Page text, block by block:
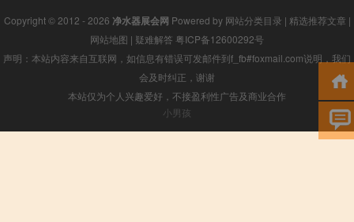
Copyright © 2012 - 2026 净水器展会网 Powered by 网站分类目录 | 精选推荐文章 |
网站地图 | 疑难解答 粤ICP备12600292号
声明：本站内容来自互联网，如信息有错误可发邮件到f_fb#foxmail.com说明，我们
会及时纠正，谢谢
本站仅为个人兴趣爱好，不接盈利性广告及商业合作
小男孩